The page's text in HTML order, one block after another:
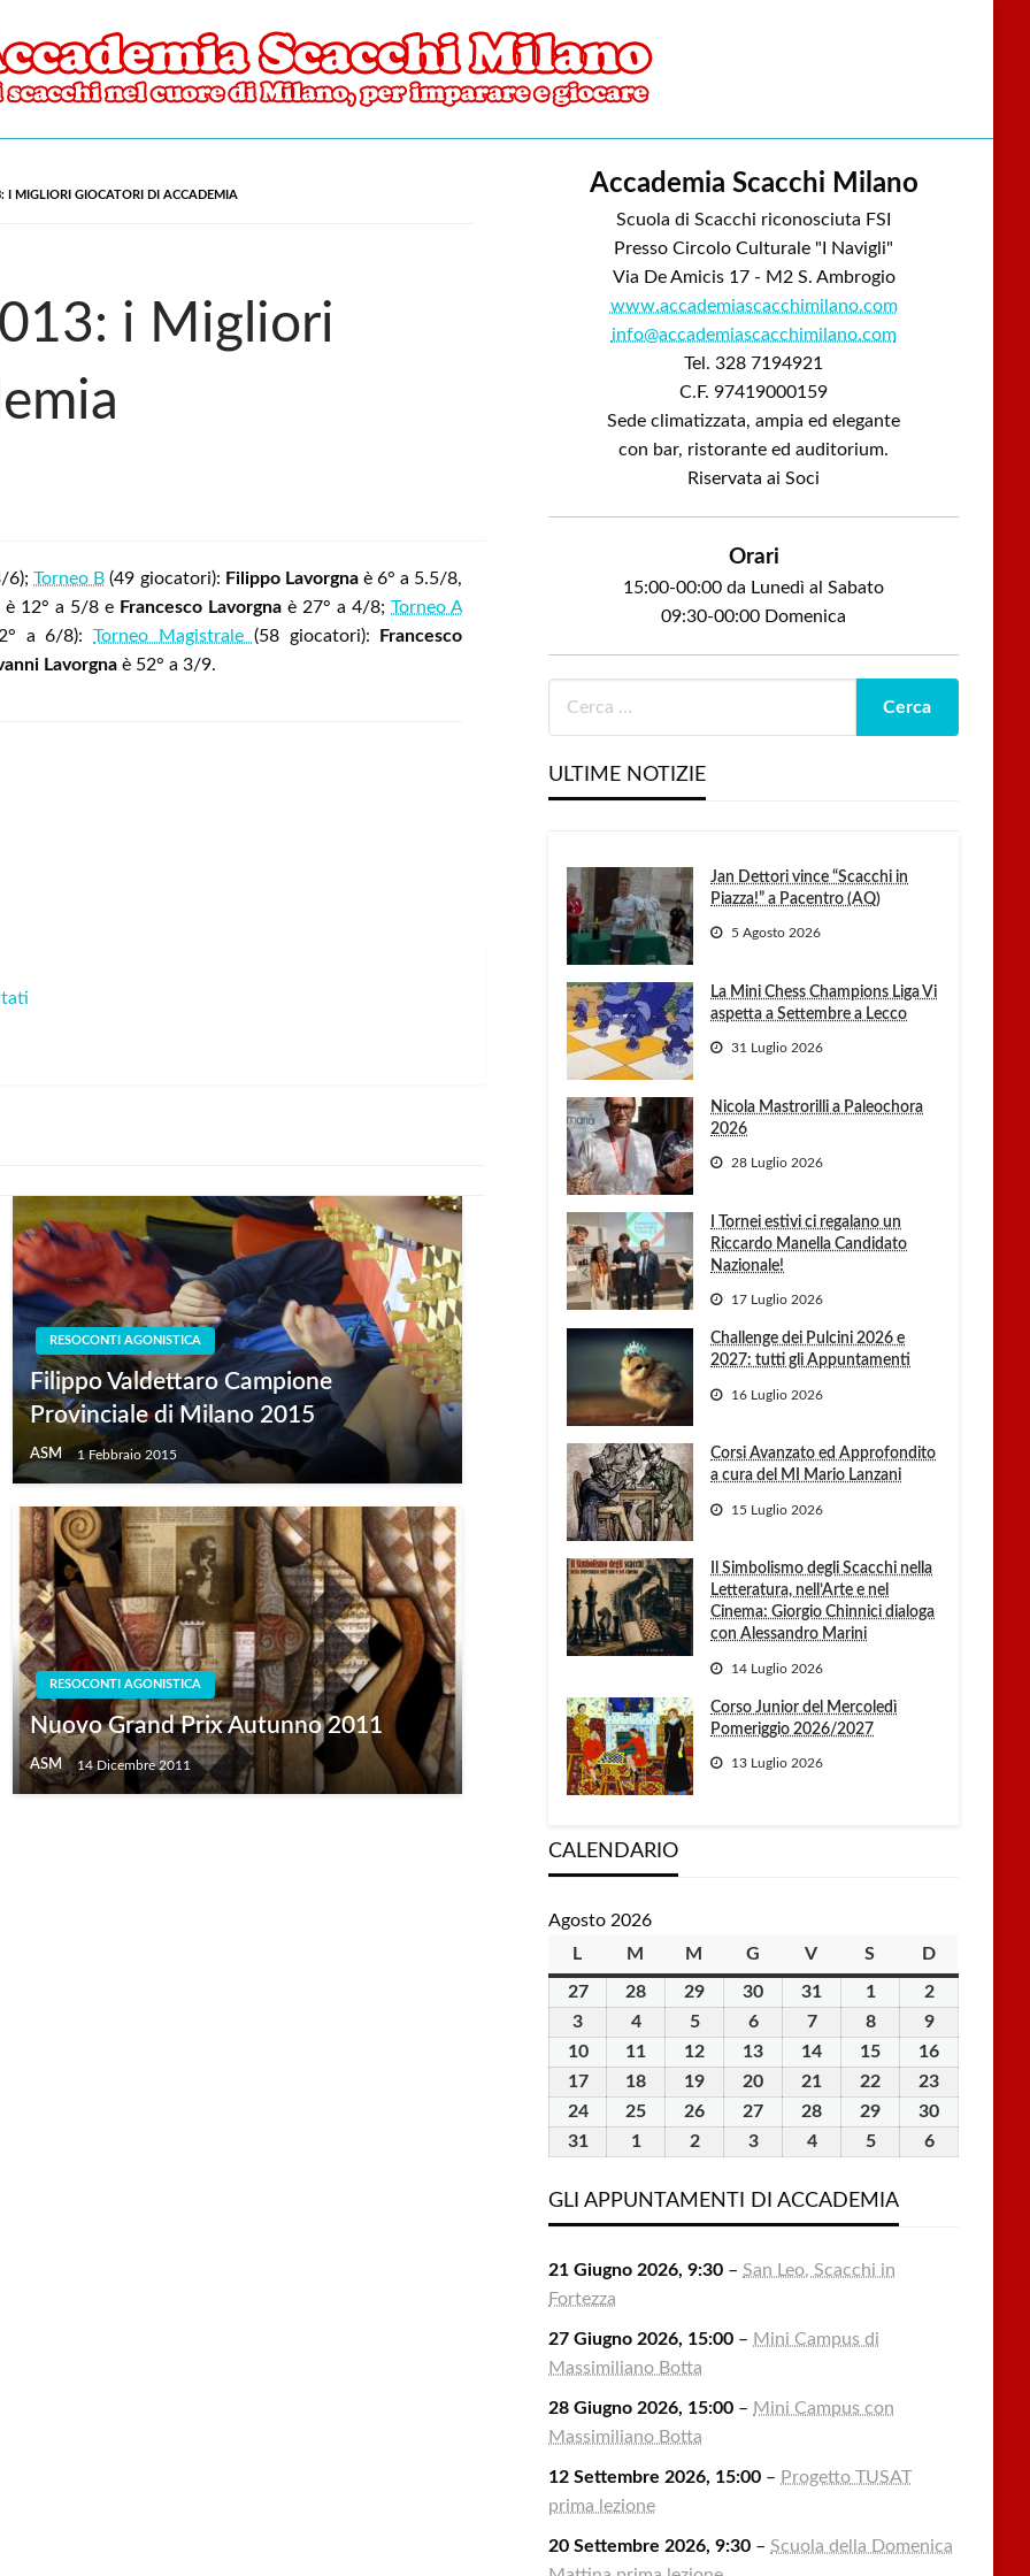
di Milano
I MIGLIORI GIOCATORI DI ACCADEMIA
i Migliori
6);Torneo B (49 giocatori): Filippo Lavorgna è 6° a 5.5/8,
è 12° a 5/8 e Francesco Lavorgna è 27° a 4/8;Torneo A
a 6/8):Torneo Magistrale (58 giocatori):
Francesco
Lavorgna è 52° a 3/9.
RESOCONTI AGONISTICA
Filippo Valdettaro Campione
Provinciale di Milano 2015
ASM 1 Febbraio 2015
RESOCONTI AGONISTICA
Nuovo Grand Prix Autunno 2011
ASM 14 Dicembre 2011
Accademia Scacchi Milano
Scuola di Scacchi riconosciuta FSI
Presso Circolo Culturale "I Navigli"
Via De Amicis 17 - M2 S. Ambrogio
www.accademiascacchimilano.com
info@accademiascacchimilano.com
Tel. 328 7194921
C.F. 97419000159
Sede climatizzata, ampia ed elegante
con bar, ristorante ed auditorium.
Riservata ai Soci
Orari
15:00-00:00 da Lunedì al Sabato
09:30-00:00 Domenica
ULTIME NOTIZIE
Jan Dettori vince “Scacchi in
Piazza!” a Pacentro (AQ)
5 Agosto 2026
La Mini Chess Champions Liga Vi
aspetta a Settembre a Lecco
31 Luglio 2026
Nicola Mastrorilli a Paleochora
2026
28 Luglio 2026
I Tornei estivi ci regalano un
Riccardo Manella Candidato
Nazionale!
17 Luglio 2026
Challenge dei Pulcini 2026 e
2027: tutti gli Appuntamenti
16 Luglio 2026
Corsi Avanzato ed Approfondito
a cura del MI Mario Lanzani
15 Luglio 2026
Il Simbolismo degli Scacchi nella
Letteratura, nell’Arte e nel
Cinema: Giorgio Chinnici dialoga
con Alessandro Marini
14 Luglio 2026
Corso Junior del Mercoledì
Pomeriggio 2026/2027
13 Luglio 2026
CALENDARIO
Agosto 2026
L lunedìM martedì
M mercoledì
G giovedì
V venerdì
S sabatoDdomenica
2727
Luglio
2026
28
Luglio
2026
29
Luglio
2026
30
Luglio
2026
31
Luglio
2026
11
Agosto
2026
22
Agosto
2026
3
Agosto
2026
44
Agosto
2026
55
Agosto
2026
66
Agosto
2026
77
Agosto
2026
88
Agosto
2026
99
Agosto
2026
1010
Agosto
2026
11
Agosto
2026
12
Agosto
2026
13
Agosto
2026
14
Agosto
2026
15
Agosto
2026
16
1717
Agosto
18
Agosto
19
Agosto
20
Agosto
21
Agosto
22
Agosto
23
2424
Agosto
25
Agosto
26
Agosto
27
Agosto
28
Agosto
29
Agosto
30
3131
2026
11
2026
22
2026
33
2026
44
2026
55
2026
66
GLI APPUNTAMENTI DI ACCADEMIA
21 Giugno 2026, 9:30 –San Leo, Scacchi in
Fortezza
27 Giugno 2026, 15:00 – Mini Campus di
Massimiliano Botta
28 Giugno 2026, 15:00 – Mini Campus con
Massimiliano Botta
12 Settembre 2026, 15:00 – Progetto TUSAT
prima lezione
20 Settembre 2026, 9:30 –Scuola della Domenica